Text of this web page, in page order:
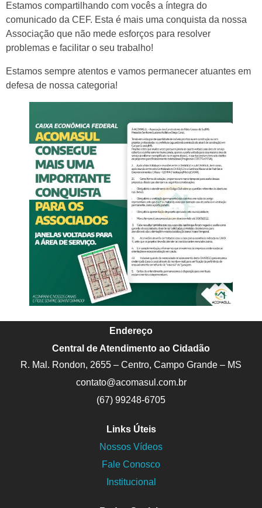
Estamos compartilhando com vocês a íntegra do
comunicado da CEF. Esta é mais uma conquista da nossa
Associação que não mede esforços para resolver
problemas e facilitar o seu trabalho!
Estamos sempre atentos e vamos permanecer atuantes em
defesa de nossa categoria!
Endereço
Central de Atendimento ao Cidadão
R. Mal. Rondon, 2655 – Centro, Campo Grande – MS
contato@acomasul.com.br
(67) 99248-6705
Links Úteis
Nossos Vídeos
Fale Conosco
Institucional